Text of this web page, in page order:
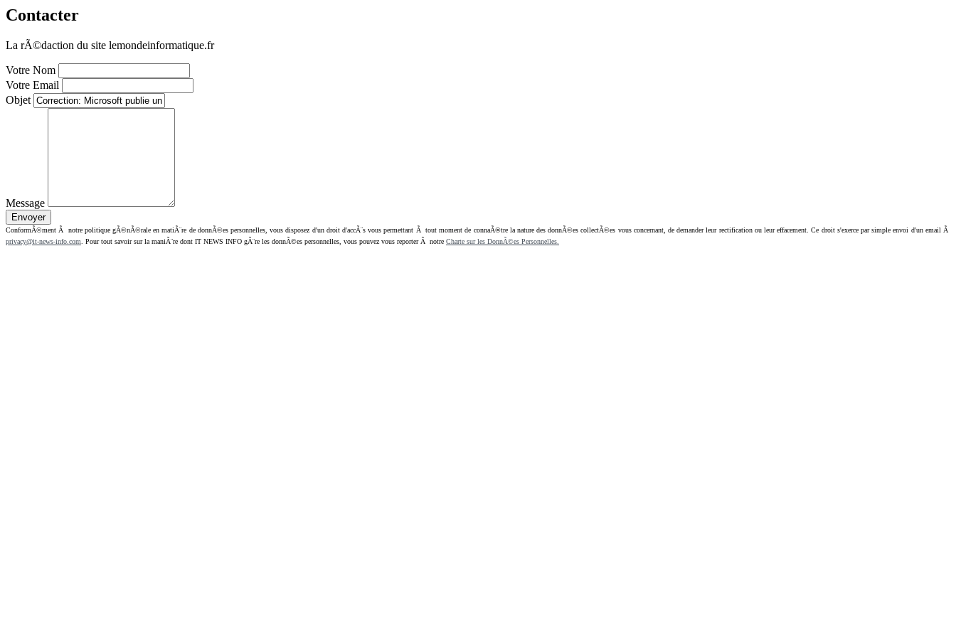
Contacter
La rÃ©daction du site lemondeinformatique.fr
Votre Nom
Votre Email
Objet
Message
ConformÃ©ment Ã notre politique gÃ©nÃ©rale en matiÃ¨re de donnÃ©es personnelles, vous disposez d'un droit d'accÃ¨s vous permettant Ã tout moment de connaÃ®tre la nature des donnÃ©es collectÃ©es vous concernant, de demander leur rectification ou leur effacement. Ce droit s'exerce par simple envoi d'un email Ã
privacy@it-news-info.com . Pour tout savoir sur la maniÃ¨re dont IT NEWS INFO gÃ¨re les donnÃ©es personnelles, vous pouvez vous reporter Ã notre Charte sur les DonnÃ©es Personnelles.